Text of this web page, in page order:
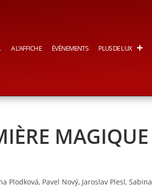
A L’AFFICHE ÉVÉNEMENTS PLUS DE LUX
MAGIQUE
Plodková, Pavel Nový, Jaroslav Plesl, Sabina